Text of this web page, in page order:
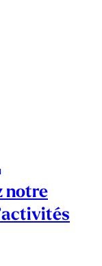
notre